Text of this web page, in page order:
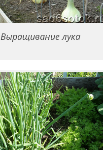
Выращивание лука